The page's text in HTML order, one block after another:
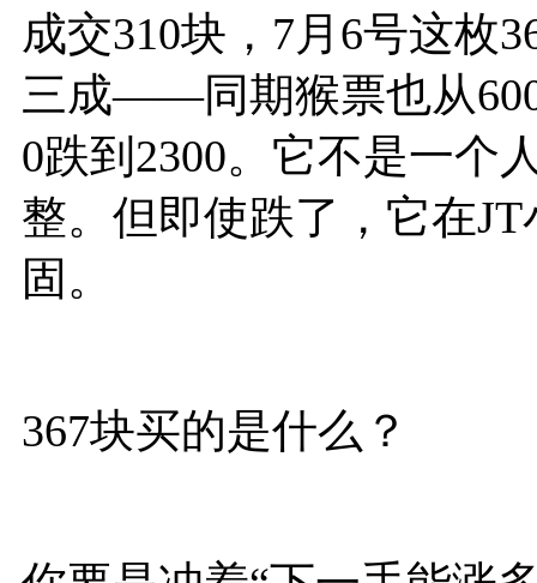
成交310块，7月6号这枚
三成——同期猴票也从
0跌到2300。它不是一个
整。但即使跌了，它在
固。
367块买的是什么？